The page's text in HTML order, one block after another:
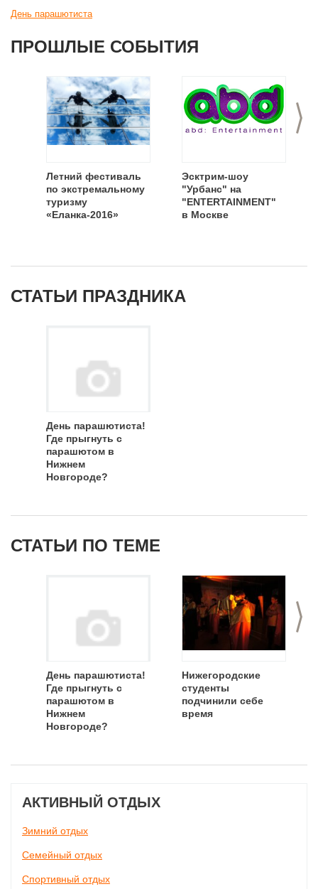
День парашютиста
ПРОШЛЫЕ СОБЫТИЯ
>
Летний фестиваль
по экстремальному
туризму
«Еланка-2016»
Эсктрим-шоу
"Урбанс" на
"ENTERTAINMENT"
в Москве
СТАТЬИ ПРАЗДНИКА
День парашютиста!
Где прыгнуть с
парашютом в
Нижнем
Новгороде?
СТАТЬИ ПО ТЕМЕ
>
День парашютиста!
Где прыгнуть с
парашютом в
Нижнем
Новгороде?
Нижегородские
студенты
подчинили себе
время
АКТИВНЫЙ ОТДЫХ
Зимний отдых
Семейный отдых
Спортивный отдых